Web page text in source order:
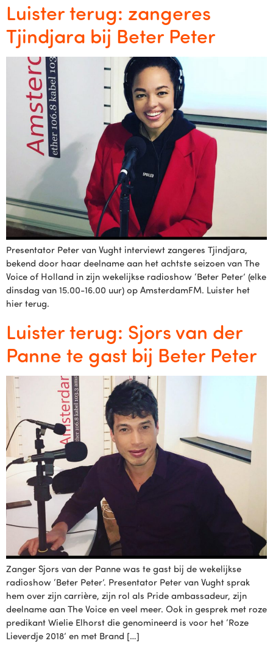
Luister terug: zangeres
Tjindjara bij Beter Peter
Presentator Peter van Vught interviewt zangeres Tjindjara,
bekend door haar deelname aan het achtste seizoen van The
Voice of Holland in zijn wekelijkse radioshow ‘Beter Peter’ (elke
dinsdag van 15.00-16.00 uur) op AmsterdamFM. Luister het
hier terug.
Luister terug: Sjors van der
Panne te gast bij Beter Peter
Zanger Sjors van der Panne was te gast bij de wekelijkse
radioshow ‘Beter Peter’. Presentator Peter van Vught sprak
hem over zijn carrière, zijn rol als Pride ambassadeur, zijn
deelname aan The Voice en veel meer. Ook in gesprek met roze
predikant Wielie Elhorst die genomineerd is voor het ‘Roze
Lieverdje 2018’ en met Brand […]